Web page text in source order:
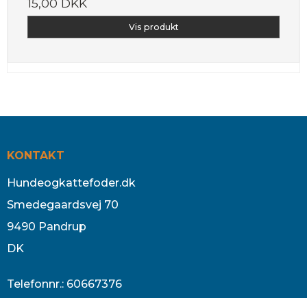
15,00 DKK
Vis produkt
KONTAKT
Hundeogkattefoder.dk
Smedegaardsvej 70
9490 Pandrup
DK
Telefonnr.: 60667376